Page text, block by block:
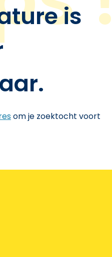
is
om je zoektocht voort